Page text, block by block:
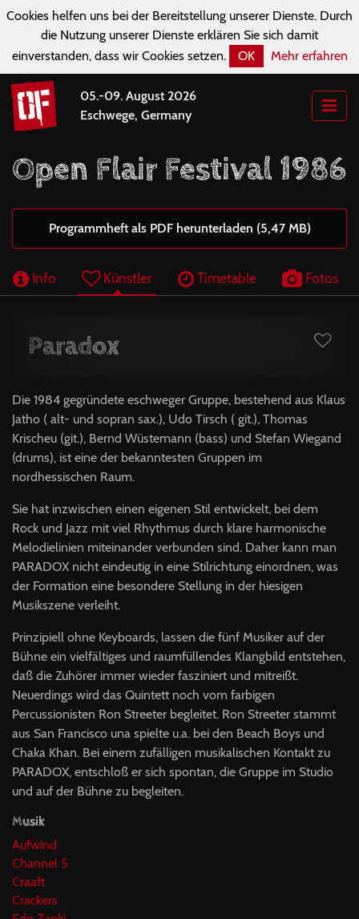
Cookies helfen uns bei der Bereitstellung unserer Dienste. Durch
die Nutzung unserer Dienste erklären Sie sich damit
einverstanden, dass wir Cookies setzen.
OK Mehr erfahren
05.-09. August 2026
Eschwege, Germany
Open Flair Festival 1986
Programmheft als PDF herunterladen (5,47 MB)
Info Künstler Timetable Fotos
Paradox
Die 1984 gegründete eschweger Gruppe, be­stehend aus Klaus
Jatho ( alt- und sopran sax.), Udo Tirsch ( git.), Thomas
Krischeu (git.), Bernd Wüstemann (bass) und Stefan Wiegand
(drums), ist eine der bekanntesten Gruppen im
nordhessischen Raum.
Sie hat inzwischen einen eigenen Stil ent­wickelt, bei dem
Rock und Jazz mit viel Rhythmus durch klare harmonische
Melodie­linien miteinander verbunden sind. Daher kann man
PARADOX nicht eindeutig in eine Stilrichtung einordnen, was
der For­mation eine besondere Stellung in der hie­sigen
Musikszene verleiht.
Prinzipiell ohne Keyboards, lassen die fünf Musiker auf der
Bühne ein vielfältiges und raumfüllendes Klangbild entstehen,
daß die Zuhörer immer wieder fasziniert und mitreißt.
Neuerdings wird das Quintett noch vom farbi­gen
Percussionisten Ron Streeter begleitet. Ron Streeter stammt
aus San Francisco una spielte u.a. bei den Beach Boys und
Chaka Khan. Bei einem zufälligen musikalischen Kontakt zu
PARADOX, entschloß er sich spon­tan, die Gruppe im Studio
und auf der Bühne zu begleiten.
Musik
Aufwind
Channel 5
Craaft
Crackers